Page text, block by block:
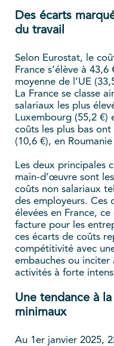
Des écarts
du travail
Selon Eurostat, le
France s’élève à
moyenne de l’UE
La France se classe
salariaux les plus
Luxembourg (55,2 €)
coûts les plus bas
(10,6 €), en
Les deux principales
main-d’œuvre sont
coûts non salariaux
des employeurs. Ces
élevées en France,
facture pour les
ces écarts de coûts
compétitivité avec
embauches ou
activités à forte
Une tendance à
minimaux
Au 1er janvier 2025,